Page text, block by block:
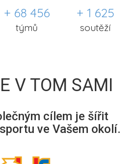
+ 68 456
týmů
+ 1 625
soutěží
V TOM SAMI
cílem je šířit
ve Vašem okolí.